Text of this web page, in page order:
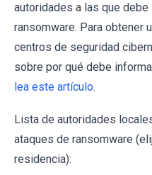
autoridades a las que
ransomware. Para obtener
centros de seguridad
sobre por qué debe
lea este artículo.
Lista de autoridades
ataques de ransomware
residencia):